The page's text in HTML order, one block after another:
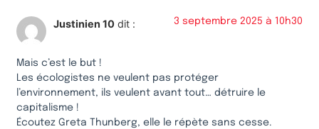
Justinien 10 dit : 3 septembre 2025 à 10h30
Mais c’est le but !
Les écologistes ne veulent pas protéger
l’environnement, ils veulent avant tout… détruire le
capitalisme !
Écoutez Greta Thunberg, elle le répète sans cesse.